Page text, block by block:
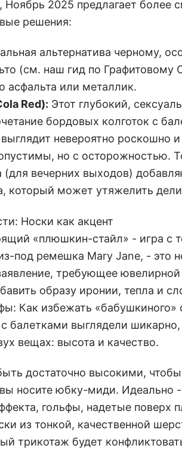
альтернатива черному,
асфальта или металлик.
Red):Этот глубокий,
бордовых колготок с
невероятно роскошно и
но с осторожностью.
вечерних выходов)
который может утяжелить
Носки как акцент
под ремешка Mary Jane, - это
требующее
образу иронии, тепла и
Как избежать «бабушкиного»
балетками выглядели шикарно,
вещах: высота и качество.
достаточно высокими, чтобы
гольфы, надетые поверх
из тонкой, качественной
трикотаж будет
носки могут быть